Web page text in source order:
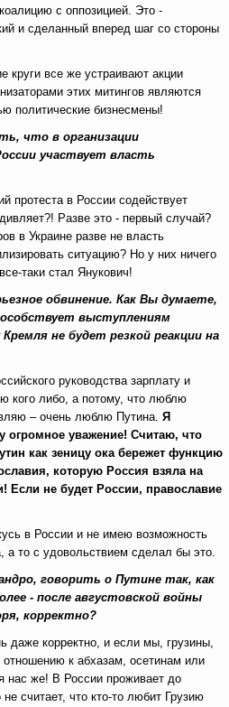
с оппозицией. Это -
и сделанный вперед шаг со стороны
круги все же устраивают акции
этих митингов являются
политические бизнесмены!
что в организации
участвует власть
протеста в России содействует
Разве это - первый случай?
в Украине разве не власть
ситуацию? Но у них ничего
таки стал Янукович!
обвинение. Как Вы думаете,
выступлениям
не будет резкой реакции на
руководства зарплату и
кого либо, а потому, что люблю
– очень люблю Путина. Я
огромное уважение! Считаю, что
как зеницу ока бережет функцию
которую Россия взяла на
Если не будет России, православие
в России и не имею возможность
а то с удовольствием сделал бы это.
говорить о Путине так, как
- после августовской войны
корректно?
даже корректно, и если мы, грузины,
к абхазам, осетинам или
нас же! В России проживает до
считает, что кто-то любит Грузию